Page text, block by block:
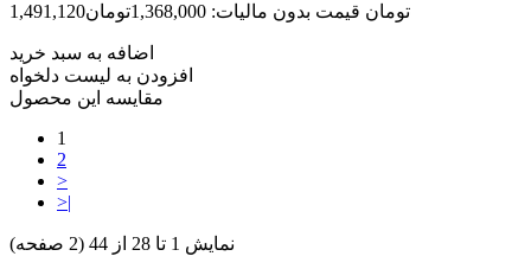
1,491,120تومان قیمت بدون مالیات: 1,368,000تومان
اضافه به سبد خرید
افزودن به لیست دلخواه
مقایسه این محصول
1
2
>
>|
نمایش 1 تا 28 از 44 (2 صفحه)